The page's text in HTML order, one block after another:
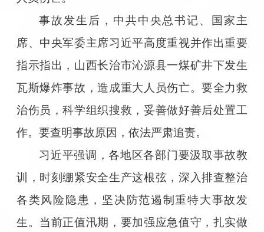
事故发生后，中共中央总书记、国家主
席、中央军委主席习近平高度重视并作出重要
指示指出，山西长治市沁源县一煤矿井下发生
瓦斯爆炸事故，造成重大人员伤亡。要全力救
治伤员，科学组织搜救，妥善做好善后处置工
作。要查明事故原因，依法严肃追责。
习近平强调，各地区各部门要汲取事故教
训，时刻绷紧安全生产这根弦，深入排查整治
各类风险隐患，坚决防范遏制重特大事故发
生。当前正值汛期，要加强应急值守，扎实做